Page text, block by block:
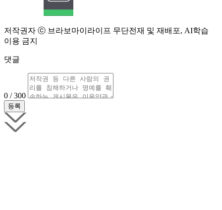
저작권자 ⓒ 브라보마이라이프 무단전재 및 재배포, AI학습
이용 금지
댓글
0 / 300